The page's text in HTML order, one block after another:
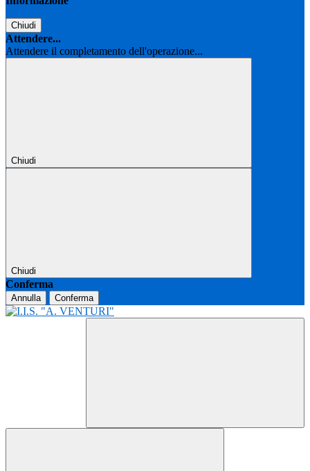
Chiudi
Attendere...
Attendere il completamento dell'operazione...
Chiudi
Chiudi
Conferma
Annulla Conferma